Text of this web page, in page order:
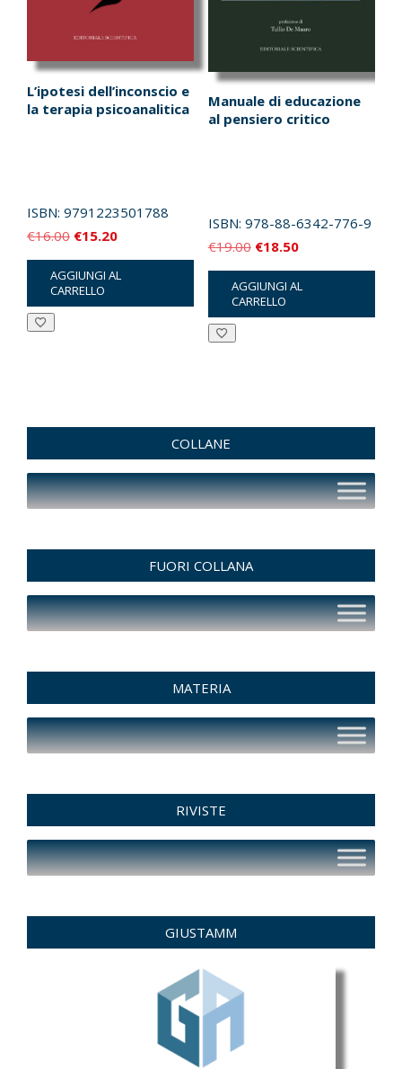
L’ipotesi dell’inconscio e
la terapia psicoanalitica
ISBN: 9791223501788
€16.00 Il
prezzo
originale
era:
€15.20Il
prezzo
attuale
è:
AGGIUNGI AL
CARRELLO
Manuale di educazione
al pensiero critico
ISBN: 978-88-6342-776-9
€19.00 Il
prezzo
originale
era:
€18.50Il
prezzo
attuale
è:
AGGIUNGI AL
CARRELLO
COLLANE
FUORI COLLANA
MATERIA
RIVISTE
GIUSTAMM